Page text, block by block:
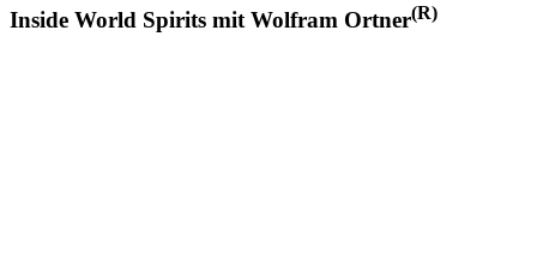
Inside World Spirits mit Wolfram Ortner(R)